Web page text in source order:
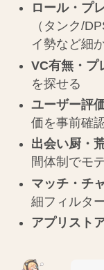
ロール・プ
（タンク/
イ勢など細
VC有無・プ
を探せる
ユーザー評
価を事前確
出会い厨・
間体制でモ
マッチ・チ
細フィルタ
アプリスト